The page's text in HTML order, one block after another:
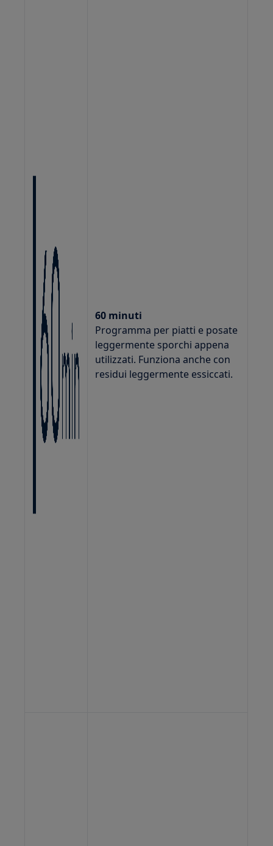
60 minuti
Programma per piatti e posate
leggermente sporchi appena
utilizzati. Funziona anche con
residui leggermente essiccati.